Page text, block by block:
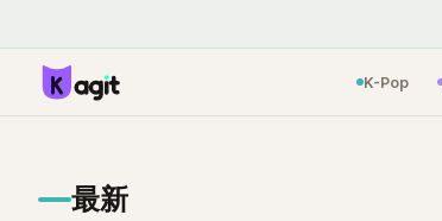
K-Pop
最新